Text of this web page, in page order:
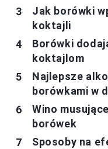
Jak borówki
koktajli
Borówki
koktajlom
Najlepsze
borówkami w
Wino
borówek
Sposoby na